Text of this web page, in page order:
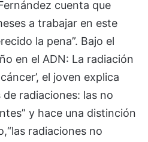
cuenta que
a trabajar en este
la pena”. Bajo el
en el ADN: La radiación
el joven explica
radiaciones: las no
y hace una distinción
radiaciones no